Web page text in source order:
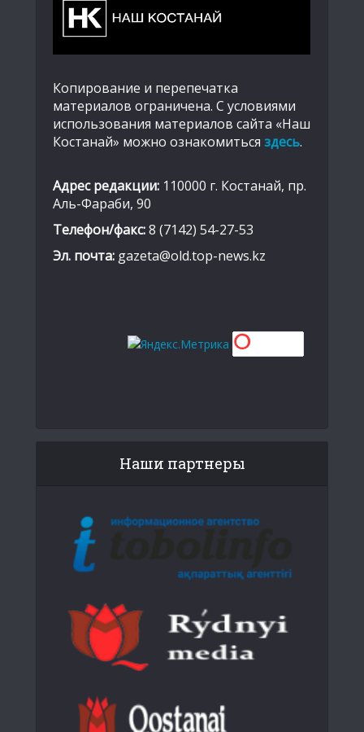
Копирование и перепечатка
материалов ограничена. С условиями
использования материалов сайта «Наш
Костанай» можно ознакомиться здесь.
Адрес редакции: 110000 г. Костанай, пр.
Аль-Фараби, 90
Телефон/факс:8 (7142) 54-27-53
Эл. почта: gazeta@old.top-news.kz
Наши партнеры